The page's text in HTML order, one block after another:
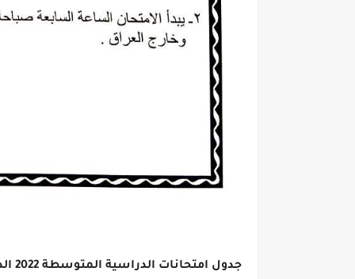
جدول امتحانات الدراسية المتوسطة 2022 الدور الثاني